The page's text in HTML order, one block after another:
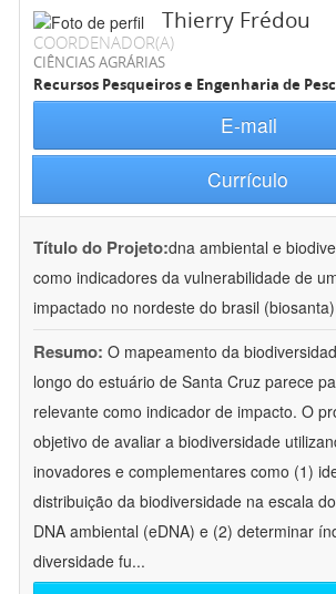
Thierry Frédou
COORDENADOR(A)
CIÊNCIAS AGRÁRIAS
Recursos Pesqueiros e Engenharia de
E-mail
Currículo
Título do Projeto:dna ambiental e
como indicadores da vulnerabilidade de
impactado no nordeste do brasil (biosanta)
Resumo: O mapeamento da
longo do estuário de Santa Cruz parece
relevante como indicador de impacto. O
objetivo de avaliar a biodiversidade
inovadores e complementares como (1)
distribuição da biodiversidade na escala
DNA ambiental (eDNA) e (2) determinar
diversidade fu...